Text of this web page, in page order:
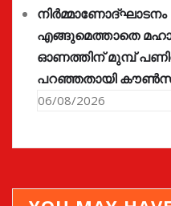
നിർമ്മാണോദ്ഘാടനം
എങ്ങുമെത്താതെ
ഓണത്തിന് മുമ്പ്
പറഞ്ഞതായി
06/08/2026